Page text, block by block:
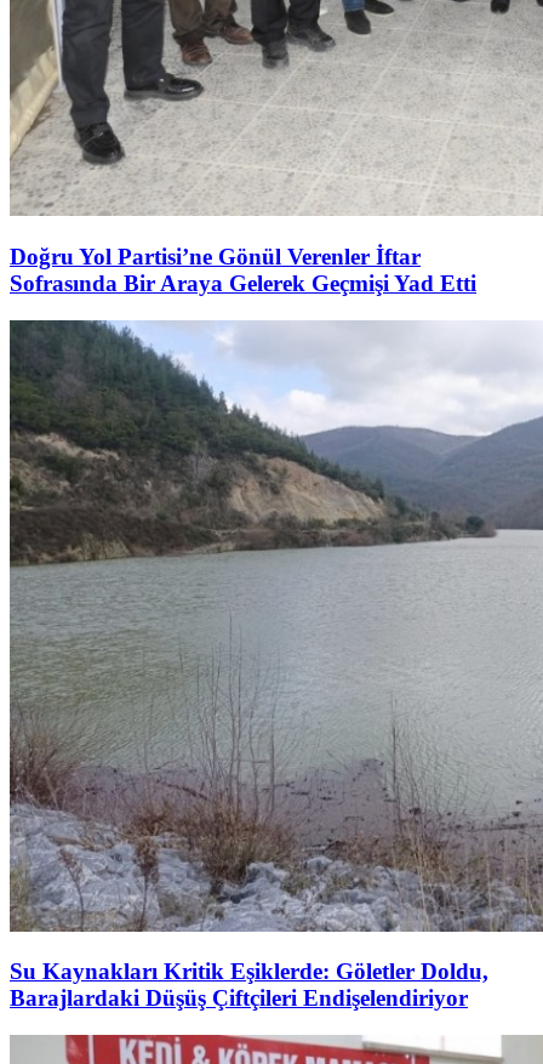
Doğru Yol Partisi’ne Gönül Verenler İftar
Sofrasında Bir Araya Gelerek Geçmişi Yad Etti
Su Kaynakları Kritik Eşiklerde: Göletler Doldu,
Barajlardaki Düşüş Çiftçileri Endişelendiriyor